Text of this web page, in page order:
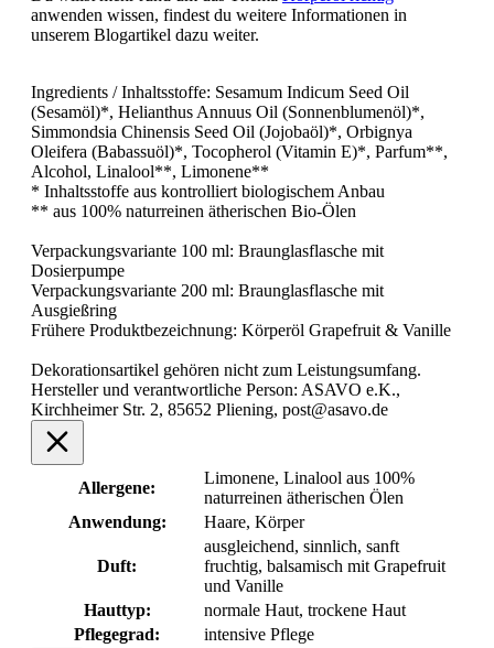
anwenden wissen, findest du weitere Informationen in
unserem Blogartikel dazu weiter.
Ingredients / Inhaltsstoffe: Sesamum Indicum Seed Oil
(Sesamöl)*, Helianthus Annuus Oil (Sonnenblumenöl)*,
Simmondsia Chinensis Seed Oil (Jojobaöl)*, Orbignya
Oleifera (Babassuöl)*, Tocopherol (Vitamin E)*, Parfum**,
Alcohol, Linalool**, Limonene**
* Inhaltsstoffe aus kontrolliert biologischem Anbau
** aus 100% naturreinen ätherischen Bio-Ölen
Verpackungsvariante 100 ml: Braunglasflasche mit
Dosierpumpe
Verpackungsvariante 200 ml: Braunglasflasche mit
Ausgießring
Frühere Produktbezeichnung: Körperöl Grapefruit & Vanille
Dekorationsartikel gehören nicht zum Leistungsumfang.
Hersteller und verantwortliche Person: ASAVO e.K.,
Kirchheimer Str. 2, 85652 Pliening, post@asavo.de
Allergene:
Limonene, Linalool aus 100%
naturreinen ätherischen Ölen
Anwendung:
Haare, Körper
Duft:
ausgleichend, sinnlich, sanft
fruchtig, balsamisch mit Grapefruit
und Vanille
Hauttyp:
normale Haut, trockene Haut
Pflegegrad:
intensive Pflege